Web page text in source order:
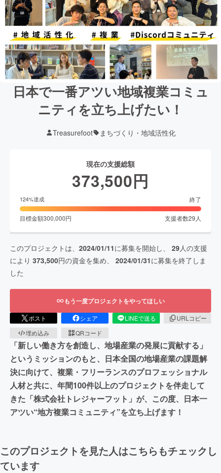
日本で一番アツい地域複業コミュ
ニティを立ち上げたい！
Treasurefoot まちづくり・地域活性化
現在の支援総額
373,500円
124%達成 終了
目標金額300,000円 支援者数29 人
このプロジェクトは、 2024/01/11に募集を開始し、 29人の支援
により 373,500円の資金を集め、 2024/01/31に募集を終了しま
した
もう一度プロジェクトをやってほしい
ポスト シェア LINEで送る
URLコピー
埋め込み
QRコード
「新しい働き方を創造し、地場産業の発展に貢献する」
というミッションのもと、日本全国の地場産業の課題解
決に向けて、複業・フリーランスのプロフェッショナル
人材と共に、年間100件以上のプロジェクトを伴走して
きた「株式会社トレジャーフット」が、この度、日本一
アツい“地方複業コミュニティ”を立ち上げます！
このプロジェクトを見た人はこちらもチェックし
ています